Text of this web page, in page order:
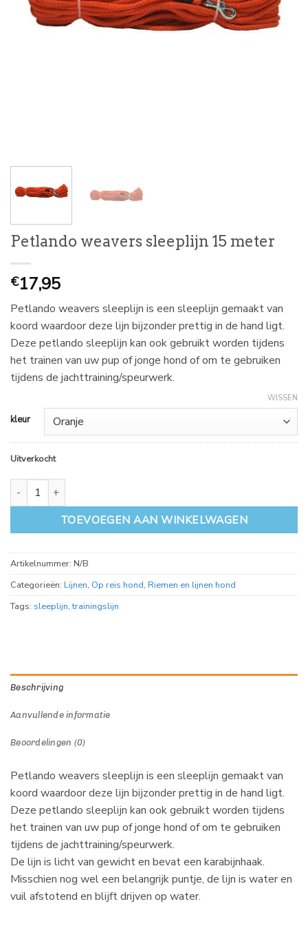
Petlando weavers sleeplijn 15 meter
€17,95
Petlando weavers sleeplijn is een sleeplijn gemaakt van
koord waardoor deze lijn bijzonder prettig in de hand ligt.
Deze petlando sleeplijn kan ook gebruikt worden tijdens
het trainen van uw pup of jonge hond of om te gebruiken
tijdens de jachttraining/speurwerk.
kleur
WISSEN
Uitverkocht
Petlando weavers sleeplijn 15 meter aantal
TOEVOEGEN AAN WINKELWAGEN
Artikelnummer: N/B
Categorieën: Lijnen, Op reis hond, Riemen en lijnen hond
Tags: sleeplijn,trainingslijn
Beschrijving
Aanvullende informatie
Beoordelingen (0)
Petlando weavers sleeplijn is een sleeplijn gemaakt van
koord waardoor deze lijn bijzonder prettig in de hand ligt.
Deze petlando sleeplijn kan ook gebruikt worden tijdens
het trainen van uw pup of jonge hond of om te gebruiken
tijdens de jachttraining/speurwerk.
De lijn is licht van gewicht en bevat een karabijnhaak.
Misschien nog wel een belangrijk puntje, de lijn is water en
vuil afstotend en blijft drijven op water.